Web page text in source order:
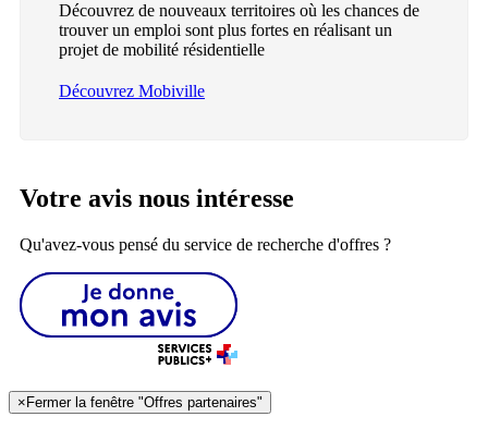
Découvrez de nouveaux territoires où les chances de
trouver un emploi sont plus fortes en réalisant un
projet de mobilité résidentielle
Découvrez Mobiville
Votre avis nous intéresse
Qu'avez-vous pensé du service de recherche d'offres ?
× Fermer la fenêtre "Offres partenaires"